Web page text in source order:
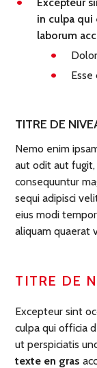
Excepteur
in culpa
laborum
TITRE DE
Nemo enim
aut odit aut
consequuntur
sequi adipisci
eius modi
aliquam quaerat
TITRE DE
Excepteur sint
culpa qui officia
ut perspiciatis
texte en gras